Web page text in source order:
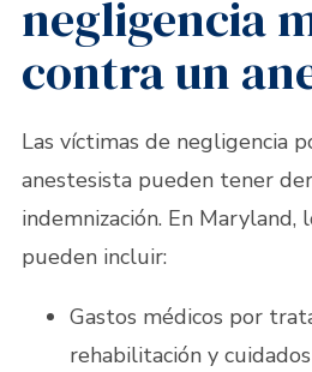
negligencia
contra un
Las víctimas de negligencia
anestesista pueden tener
indemnización. En Maryland,
pueden incluir:
Gastos médicos por
rehabilitación y